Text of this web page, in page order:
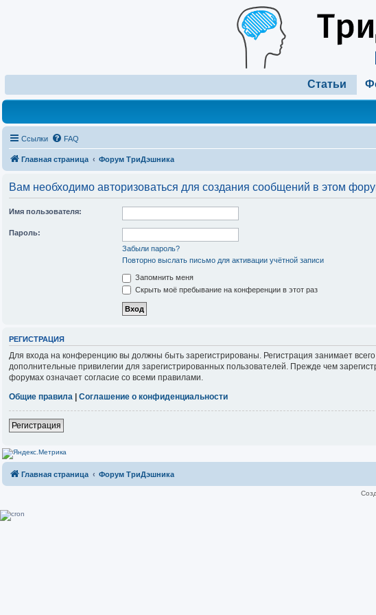
Статьи
Ссылки FAQ
Главная страница Форум ТриДэшника
Вам необходимо авторизоваться для создания сообщений в этом
Имя пользователя:
Пароль:
Забыли пароль?
Повторно выслать письмо для активации учётной записи
Запомнить меня
Скрыть моё пребывание на конференции в этот раз
РЕГИСТРАЦИЯ
Для входа на конференцию вы должны быть зарегистрированы. Регистрация занимает
дополнительные привилегии для зарегистрированных пользователей. Прежде чем
форумах означает согласие со всеми правилами.
Общие правила | Соглашение о конфиденциальности
Регистрация
Главная страница Форум ТриДэшника